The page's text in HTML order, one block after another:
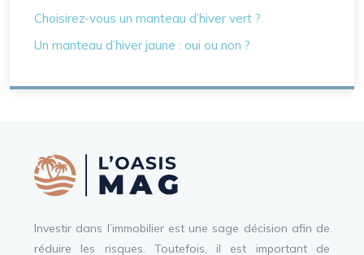
Choisirez-vous un manteau d’hiver vert ?
Un manteau d’hiver jaune : oui ou non ?
Investir dans l’immobilier est une sage décision afin de
réduire les risques. Toutefois, il est important de